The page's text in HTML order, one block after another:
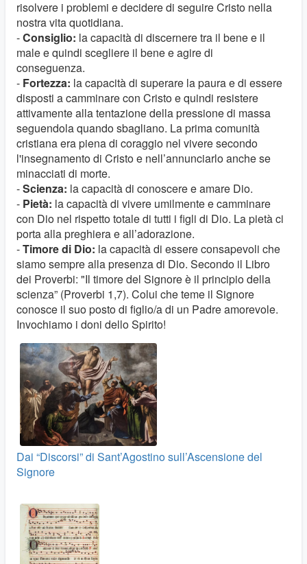
risolvere i problemi e decidere di seguire Cristo nella
nostra vita quotidiana.
-Consiglio: la capacità di discernere tra il bene e il
male e quindi scegliere il bene e agire di
conseguenza.
- Fortezza: la capacità di superare la paura e di essere
disposti a camminare con Cristo e quindi resistere
attivamente alla tentazione della pressione di massa
seguendola quando sbagliano. La prima comunità
cristiana era piena di coraggio nel vivere secondo
l'insegnamento di Cristo e nell’annunciarlo anche se
minacciati di morte.
-Scienza: la capacità di conoscere e amare Dio.
- Pietà: la capacità di vivere umilmente e camminare
con Dio nel rispetto totale di tutti i figli di Dio. La pietà ci
porta alla preghiera e all’adorazione.
-Timore di Dio: la capacità di essere consapevoli che
siamo sempre alla presenza di Dio. Secondo il Libro
dei Proverbi: "Il timore del Signore è il principio della
scienza” (Proverbi 1,7). Colui che teme il Signore
conosce il suo posto di figlio/a di un Padre amorevole.
Invochiamo i doni dello Spirito!
Dai “Discorsi” di Sant’Agostino sull’Ascensione del
Signore